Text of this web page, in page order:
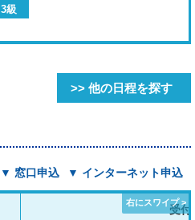
3級
>> 他の日程を探す
▼ 窓口申込 ▼ インターネット申込
受付